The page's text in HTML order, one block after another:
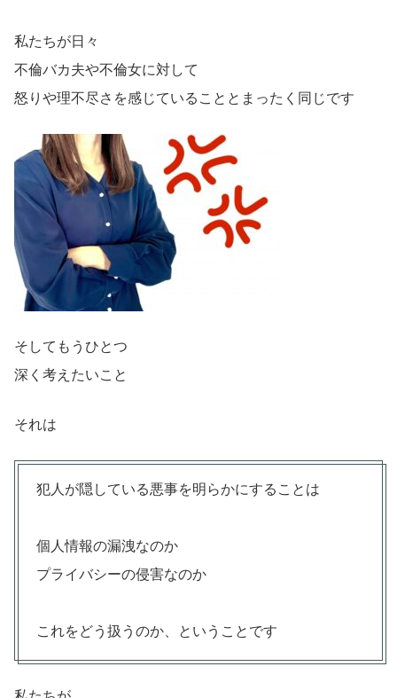
私たちが日々
不倫バカ夫や不倫女に対して
怒りや理不尽さを感じていることとまったく同じです
そしてもうひとつ
深く考えたいこと
それは
犯人が隠している悪事を明らかにすることは
個人情報の漏洩なのか
プライバシーの侵害なのか
これをどう扱うのか、ということです